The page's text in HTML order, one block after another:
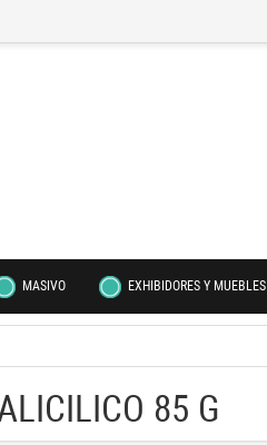
MASIVO EXHIBIDORES Y MUEBLES
85 G